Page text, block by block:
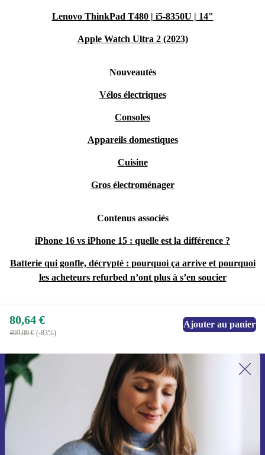
Lenovo ThinkPad T480 | i5-8350U | 14"
Apple Watch Ultra 2 (2023)
Nouveautés
Vélos électriques
Consoles
Appareils domestiques
Cuisine
Gros électroménager
Contenus associés
iPhone 16 vs iPhone 15 : quelle est la différence ?
Batterie qui gonfle, décrypté : pourquoi ça arrive et pourquoi
les acheteurs refurbed n’ont plus à s’en soucier
80,64 €
469,00 € (-83%)
Ajouter au panier
Recevoir offres et infos de refurbed
par mail
Ne manquez plus aucune offre.